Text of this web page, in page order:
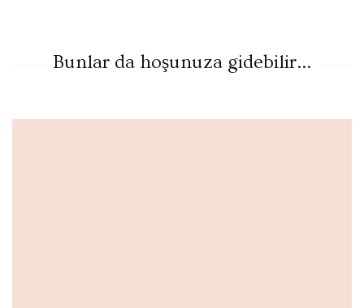
Bunlar da hoşunuza gidebilir...